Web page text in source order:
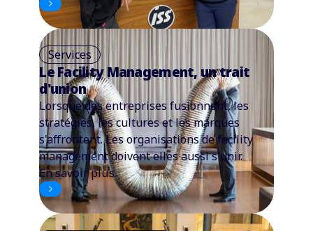
Services
Le Facility Management, un trait
d'union
Lorsque des entreprises fusionnent, les
stratégies, les cultures et les marques
s'affrontent. Les organisations de facility
management doivent elles aussi s'unir.
En savoir plus